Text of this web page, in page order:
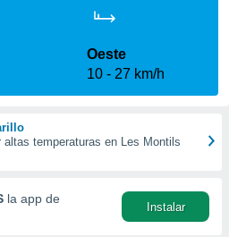
Oeste
10
27 km/h
altas temperaturas en Les Montils
la app de
Instalar